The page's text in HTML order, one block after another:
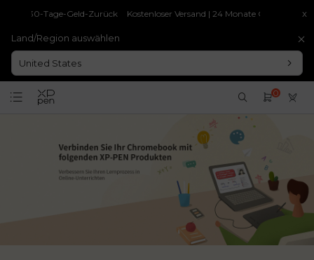
| 30-Tage-Geld-Zurück Kostenloser Versand | 24 Monate Garantie | 30-x
Land/Region auswählen
United States
0